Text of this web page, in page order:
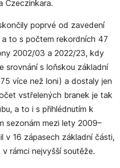
Czeczinkara.
poprvé od zavedení
to s počtem rekordních 47
2002/03 a 2022/23, kdy
srovnání s loňskou základní
více než loni) a dostaly jen
vstřelených branek je tak
a to i s přihlédnutím k
sezonám mezi lety 2009–
v 16 zápasech základní části,
rámci nejvyšší soutěže.